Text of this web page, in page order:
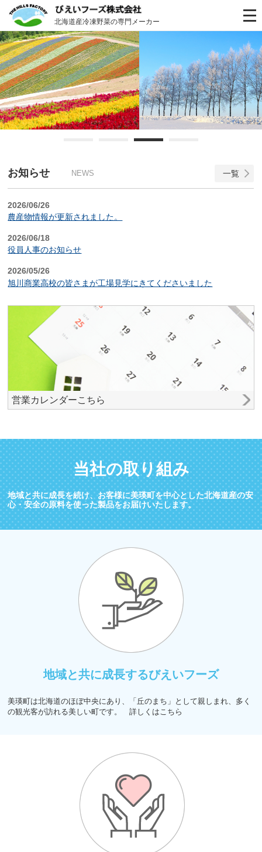
北海道産冷凍野菜の専門メーカー
お知らせ NEWS 一覧
2026/06/26
農産物情報が更新されました。
2026/06/18
役員人事のお知らせ
2026/05/26
旭川商業高校の皆さまが工場見学にきてくださいました
営業カレンダーこちら
当社の取り組み
地域と共に成長を続け、お客様に美瑛町を中心とした北海道産の安
心・安全の原料を使った製品をお届けいたします。
地域と共に成長するびえいフーズ
美瑛町は北海道のほぼ中央にあり、「丘のまち」として親しまれ、多く
の観光客が訪れる美しい町です。 詳しくはこちら